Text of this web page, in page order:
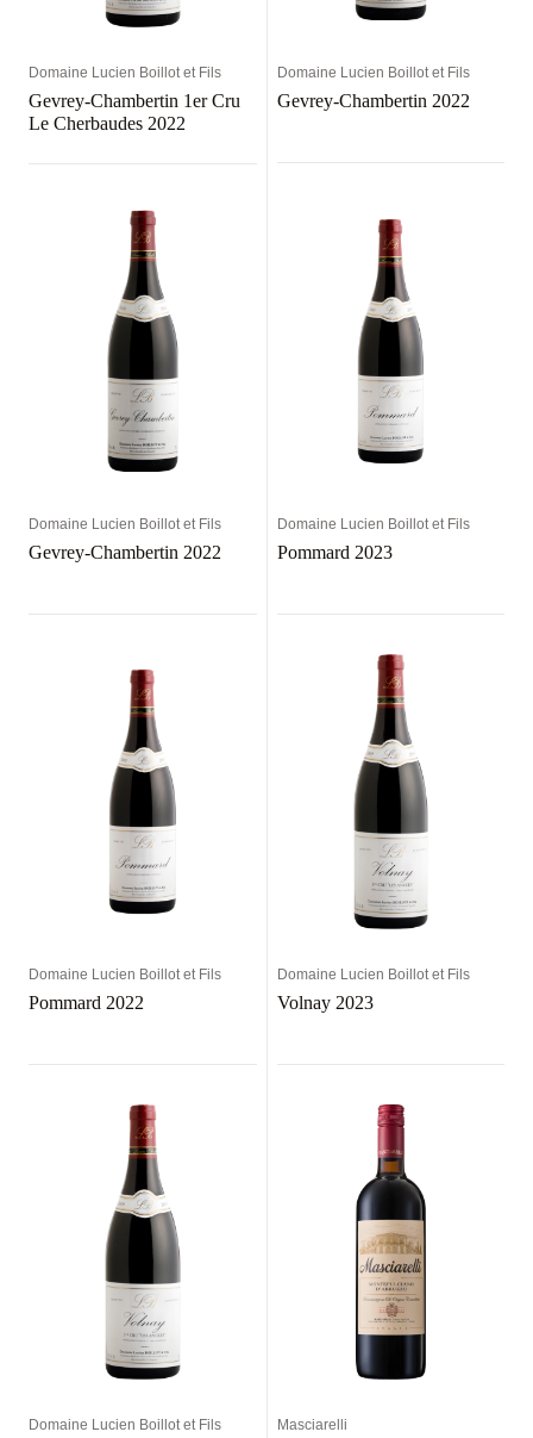
Domaine Lucien Boillot et Fils
Gevrey-Chambertin 1er Cru
Le Cherbaudes 2022
Domaine Lucien Boillot et Fils
Gevrey-Chambertin 2022
Domaine Lucien Boillot et Fils
Gevrey-Chambertin 2022
Domaine Lucien Boillot et Fils
Pommard 2023
Domaine Lucien Boillot et Fils
Pommard 2022
Domaine Lucien Boillot et Fils
Volnay 2023
Domaine Lucien Boillot et Fils Masciarelli